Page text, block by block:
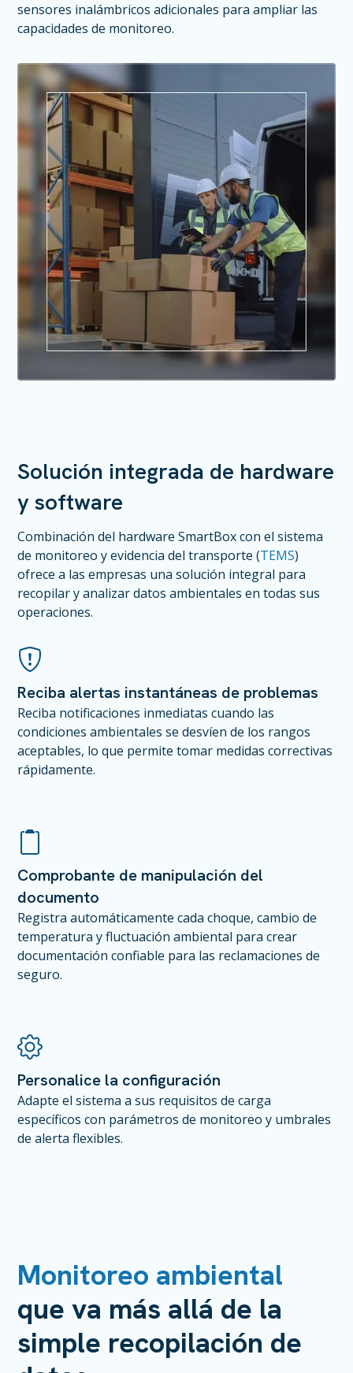
sensores inalámbricos adicionales para ampliar las
capacidades de monitoreo.
Solución integrada de hardware
y software
Combinación del hardware SmartBox con el sistema
de monitoreo y evidencia del transporte (TEMS)
ofrece a las empresas una solución integral para
recopilar y analizar datos ambientales en todas sus
operaciones.
Reciba alertas instantáneas de problemas
Reciba notificaciones inmediatas cuando las
condiciones ambientales se desvíen de los rangos
aceptables, lo que permite tomar medidas correctivas
rápidamente.
Comprobante de manipulación del
documento
Registra automáticamente cada choque, cambio de
temperatura y fluctuación ambiental para crear
documentación confiable para las reclamaciones de
seguro.
Personalice la configuración
Adapte el sistema a sus requisitos de carga
específicos con parámetros de monitoreo y umbrales
de alerta flexibles.
Monitoreo ambiental
que va más allá de la
simple recopilación de